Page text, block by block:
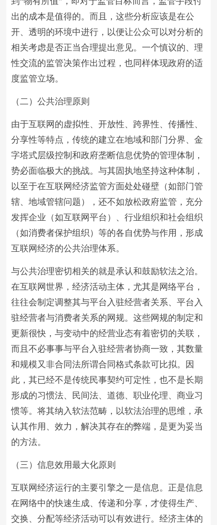
出的成本是值得的。而且，这些分析应该是在公
开、透明的环境中进行，以便让公众可以对分析的
相关考虑是否正当合理提出意见。一个慎议的、理
性交流的监管决策作出过程，也同样体现政府的适
度监管立场。
（二）公共治理原则
由于互联网的虚拟性、开放性、跨界性、传播性、
分享性等特点，传统的建立在地域和部门分界、金
字塔式层级控制和政府垄断信息优势的管理体制，
势必面临极大的挑战。与其固执地坚持这种体制，
以至于在互联网经济监管方面处处碰壁（如部门管
辖、地域管辖问题），还不如放松政府监管，充分
发挥企业（如互联网平台）、行业组织和社会组织
（如消费者保护组织）等的各自优势与作用，形成
互联网经济的公共治理体系。
与公共治理密切相关的就是承认和鼓励软法之治。
在互联网世界，经济活动主体，尤其是网络平台，
往往会制定调整其与平台入驻经营者关系、平台入
驻经营者与消费者关系的网规。这些网规的制定和
更新很快，与变动中的经营业态有着密切的关联，
而且不必事事与平台入驻经营者协商一致，其数量
和规模又非合同法所谓合同格式条款可比拟。因
此，其已经不是传统民事契约可定性，也不是长期
形成的习惯法、民间法、道德、职业伦理、商业习
惯等。将其纳入软法范畴，以软法治理的思维，承
认其作用、效力，解决其存在的弊端，是更为妥当
的方法。
（三）信息效用最大化原则
互联网经济运行的主要引擎之一是信息。正是信息
在网络中的快速生成、传递和分享，才使得生产、
交换、分配等经济活动可以有效进行。经济主体的